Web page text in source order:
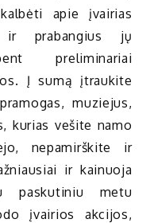
apie įvairias
ir prabangius jų
preliminariai
Į sumą įtraukite
muziejus,
kurias vešite namo
nepamirškite ir
ir kainuoja
paskutiniu metu
įvairios akcijos,